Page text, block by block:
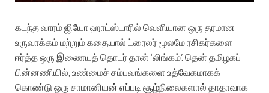
கடந்த வாரம் ஜியோ ஹாட்ஸ்டாரில் வெளியான ஒரு தரமான
உருவாக்கம் மற்றும் கதையால் ட்ரைலர் மூலமே ரசிகர்களை
ஈர்த்த ஒரு இணையத் தொடர் தான் ‘லிங்கம்’. தென் தமிழகப்
பின்னணியில், உண்மைச் சம்பவங்களை உத்வேகமாகக்
கொண்டு ஒரு சாமானியன் எப்படி சூழ்நிலைகளால் தாதாவாக